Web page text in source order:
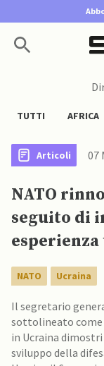
TUTTI AFRICA
Articoli 07
NATO
seguito di
NATO Ucraina
Il segretario
sottolineato come
in Ucraina
sviluppo della